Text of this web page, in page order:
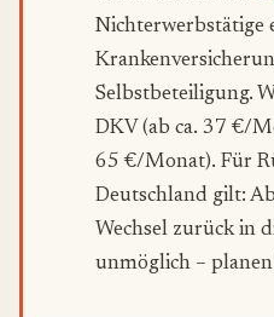
Nichterwerbstätige
Selbstbeteiligung.
DKV (ab ca. 37 €/
65 €/Monat). Für
Deutschland gilt:
Wechsel zurück in
unmöglich –